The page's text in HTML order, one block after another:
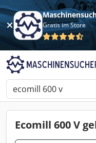
Gratis im Store
Ecomill 600 V